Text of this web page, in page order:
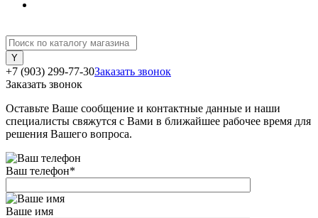
+7 (903) 299-77-30Заказать звонок
Заказать звонок
Оставьте Ваше сообщение и контактные данные и наши
специалисты свяжутся с Вами в ближайшее рабочее время для
решения Вашего вопроса.
Ваш телефон*
Ваше имя